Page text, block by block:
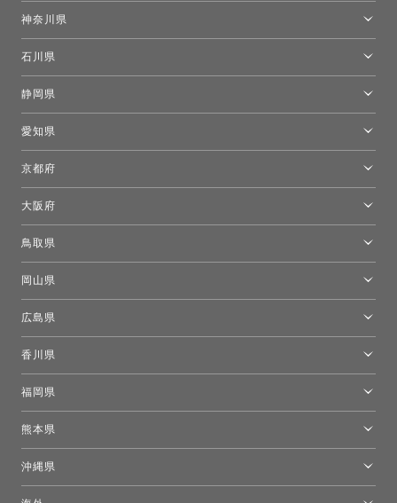
モーイ東京
キーブー東京
FLOS｜フロスデザインスペース青山
神奈川県
石川県
静岡県
愛知県
京都府
大阪府
鳥取県
岡山県
広島県
香川県
福岡県
熊本県
沖縄県